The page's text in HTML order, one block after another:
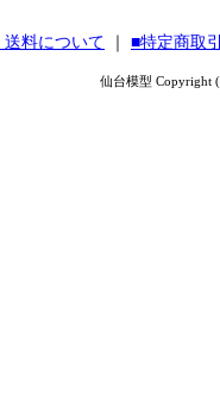
料について ■特定商取
仙台模型 Copyright